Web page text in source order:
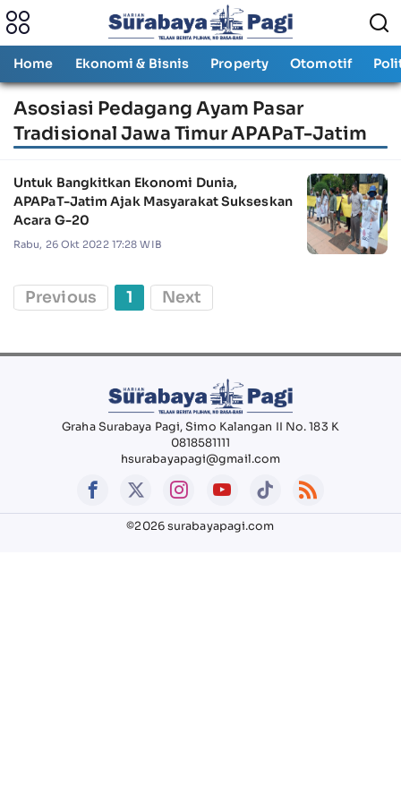
Home Ekonomi & Bisnis Property Otomotif
Asosiasi Pedagang Ayam Pasar
Tradisional Jawa Timur APAPaT-Jatim
Untuk Bangkitkan Ekonomi Dunia,
APAPaT-Jatim Ajak Masyarakat Sukseskan
Acara G-20
Rabu, 26 Okt 2022 17:28 WIB
Previous 1 Next
Graha Surabaya Pagi, Simo Kalangan II No. 183 K
0818581111
hsurabayapagi@gmail.com
©2026 surabayapagi.com